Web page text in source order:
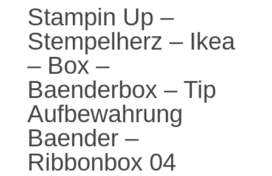
Stampin Up –
Stempelherz – Ikea
– Box –
Baenderbox – Tip
Aufbewahrung
Baender –
Ribbonbox 04